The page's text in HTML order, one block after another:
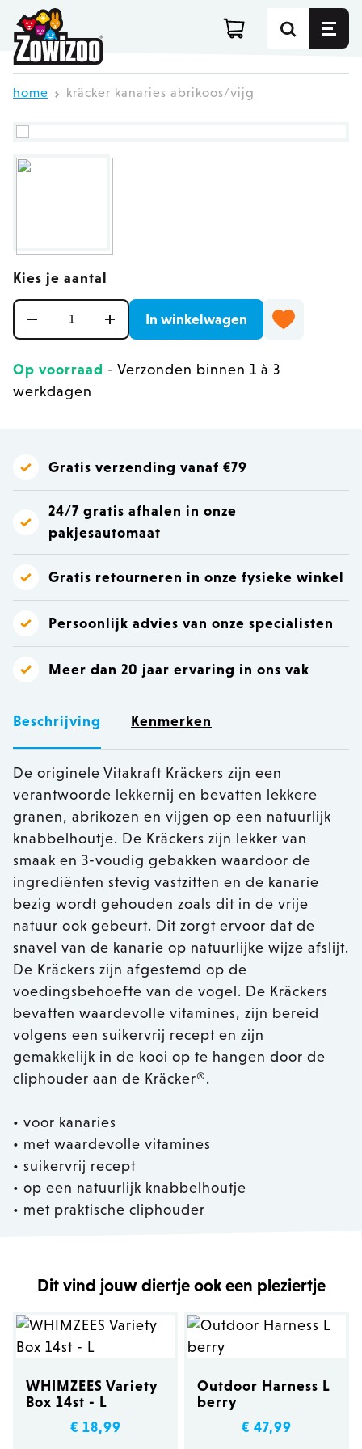
Ga direct door naar de inhoud
home kräcker kanaries abrikoos/vijg
Kies je aantal
In winkelwagen
Op voorraad - Verzonden binnen 1 à 3
werkdagen
Gratis verzending vanaf €79
24/7 gratis afhalen in onze
pakjesautomaat
Gratis retourneren in onze fysieke winkel
Persoonlijk advies van onze specialisten
Meer dan 20 jaar ervaring in ons vak
Beschrijving Kenmerken
De originele Vitakraft Kräckers zijn een
verantwoorde lekkernij en bevatten lekkere
granen, abrikozen en vijgen op een natuurlijk
knabbelhoutje. De Kräckers zijn lekker van
smaak en 3-voudig gebakken waardoor de
ingrediënten stevig vastzitten en de kanarie
bezig wordt gehouden zoals dit in de vrije
natuur ook gebeurt. Dit zorgt ervoor dat de
snavel van de kanarie op natuurlijke wijze afslijt.
De Kräckers zijn afgestemd op de
voedingsbehoefte van de vogel. De Kräckers
bevatten waardevolle vitamines, zijn bereid
volgens een suikervrij recept en zijn
gemakkelijk in de kooi op te hangen door de
cliphouder aan de Kräcker®.
• voor kanaries
• met waardevolle vitamines
• suikervrij recept
• op een natuurlijk knabbelhoutje
• met praktische cliphouder
Dit vind jouw diertje ook een pleziertje
WHIMZEES Variety
Box 14st - L
€ 18,99
Outdoor Harness L
berry
€ 47,99